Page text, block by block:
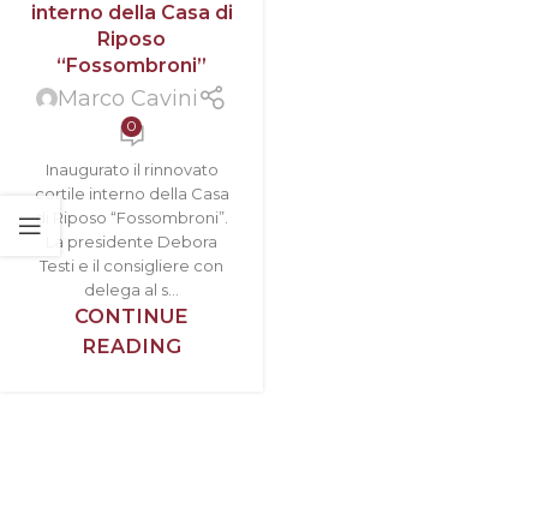
interno della Casa di
Riposo
“Fossombroni”
Marco Cavini
0
Inaugurato il rinnovato
cortile interno della Casa
di Riposo “Fossombroni”.
La presidente Debora
Testi e il consigliere con
delega al s...
CONTINUE
READING